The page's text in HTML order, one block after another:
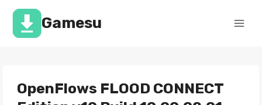
Перейти
содержимомуGamesu
OpenFlows FLOOD CONNECT